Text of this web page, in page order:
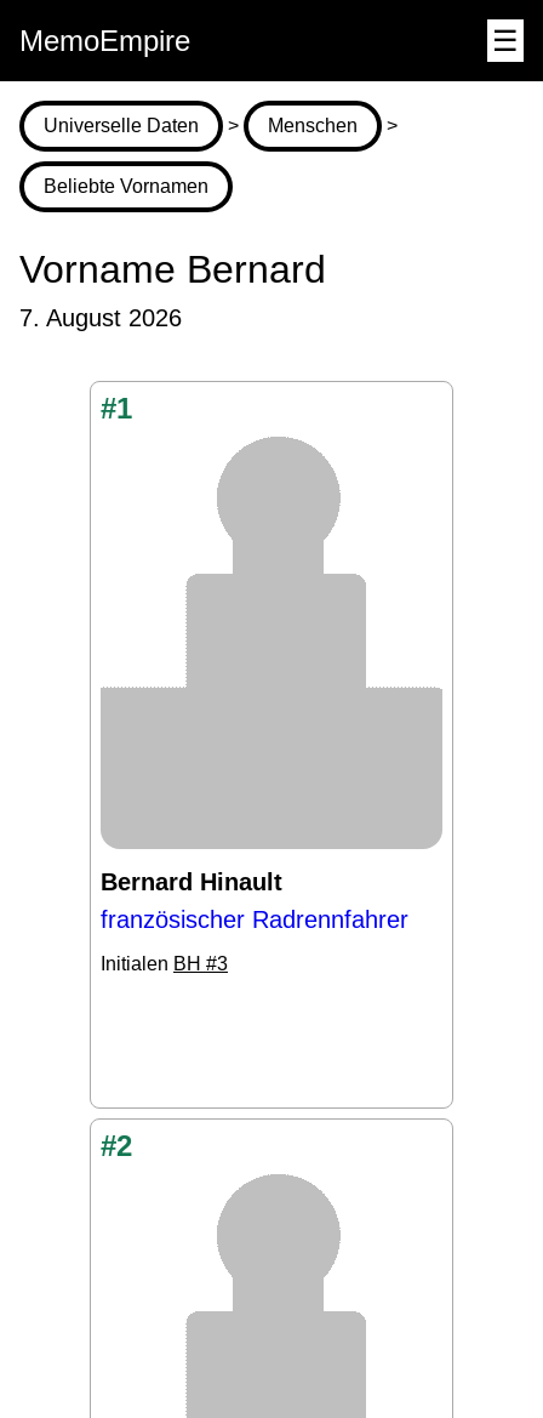
MemoEmpire ☰
Universelle Daten > Menschen >
Beliebte Vornamen
Vorname Bernard
7. August 2026
#1
Bernard Hinault
französischer Radrennfahrer
Initialen BH #3
#2